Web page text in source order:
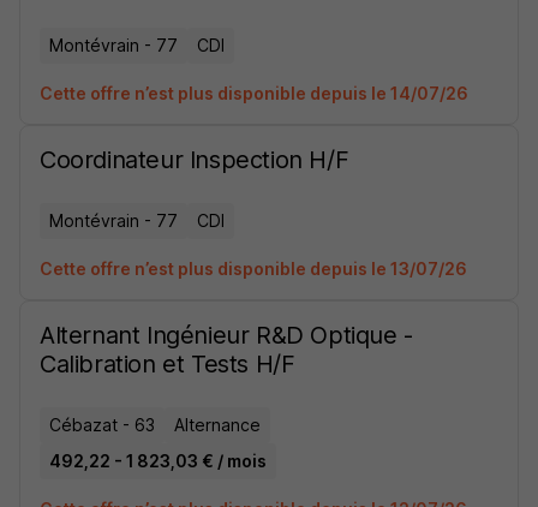
Montévrain - 77 CDI
Cette offre n’est plus disponible depuis le 14/07/26
Coordinateur Inspection H/F
Montévrain - 77 CDI
Cette offre n’est plus disponible depuis le 13/07/26
Alternant Ingénieur R&D Optique -
Calibration et Tests H/F
Cébazat - 63
Alternance
492,22 - 1 823,03 € / mois